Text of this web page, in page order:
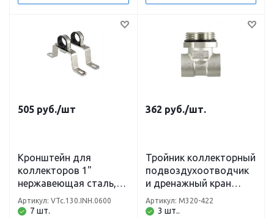
505 руб./шт
Кронштейн для
коллекторов 1"
нержавеющая сталь,
высокий (пара) VTm
7 шт.
Артикул: VTc.130.INH.0600
362 руб./шт.
Тройник коллекторный
подвоздухоотводчик
и дренажный кран
1"x1/2"x1/2" нар.-вн.-
вн. TIM
3 шт..
Артикул: M320-422